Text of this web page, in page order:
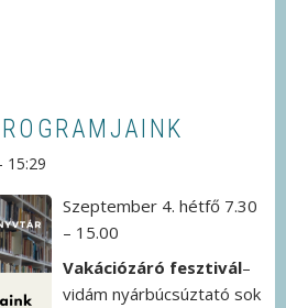
15:29
Szeptember 4. hétfő 7.30
– 15.00
Vakációzáró fesztivál–
vidám nyárbúcsúztató sok